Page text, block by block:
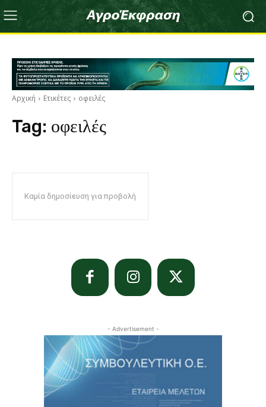
Αρχική Ετικέτες οφειλές
Tag: οφειλές
Καμία δημοσίευση για προβολή
- Advertisement -